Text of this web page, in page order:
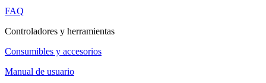
FAQ
Controladores y herramientas
Consumibles y accesorios
Manual de usuario